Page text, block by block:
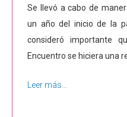
Se llevó a cabo de
un año del inicio de la
consideró importante
Encuentro se hiciera una
Leer más…